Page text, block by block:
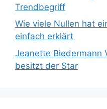
Trendbegriff
Wie viele Nullen hat
einfach erklärt
Jeanette Biedermann
besitzt der Star